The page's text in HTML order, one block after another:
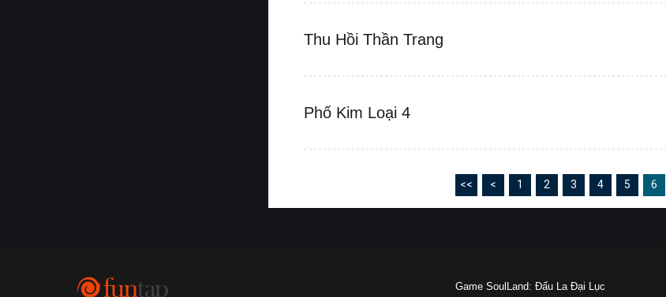
Thu Hồi Thần Trang
Phố Kim Loại 4
<< < 1 2 3 4 5 6
Game SoulLand: Đấu La Đại Lục